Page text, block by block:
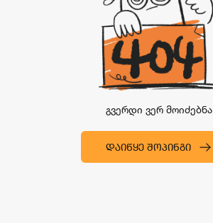
გვერდი ვერ მოიძებნა
ᲓᲐᲘᲬᲧᲔ ᲨᲝᲞᲘᲜᲒᲘ